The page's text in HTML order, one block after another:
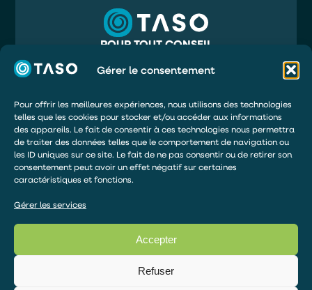
Gérer le consentement
Pour offrir les meilleures expériences, nous utilisons des technologies
telles que les cookies pour stocker et/ou accéder aux informations
des appareils. Le fait de consentir à ces technologies nous permettra
de traiter des données telles que le comportement de navigation ou
les ID uniques sur ce site. Le fait de ne pas consentir ou de retirer son
consentement peut avoir un effet négatif sur certaines
caractéristiques et fonctions.
Gérer les services
Accepter
Refuser
POUR TOUT CONSEIL
INFO@TASO.FR
TASO
33130 BÈGLES
DEMANDER UN DEVIS
ÊTRE RAPPELÉ
DEVENIR DISTRIBUTEUR
© 2026 – TOUS DROITS RÉSERVÉS
Mentions légales